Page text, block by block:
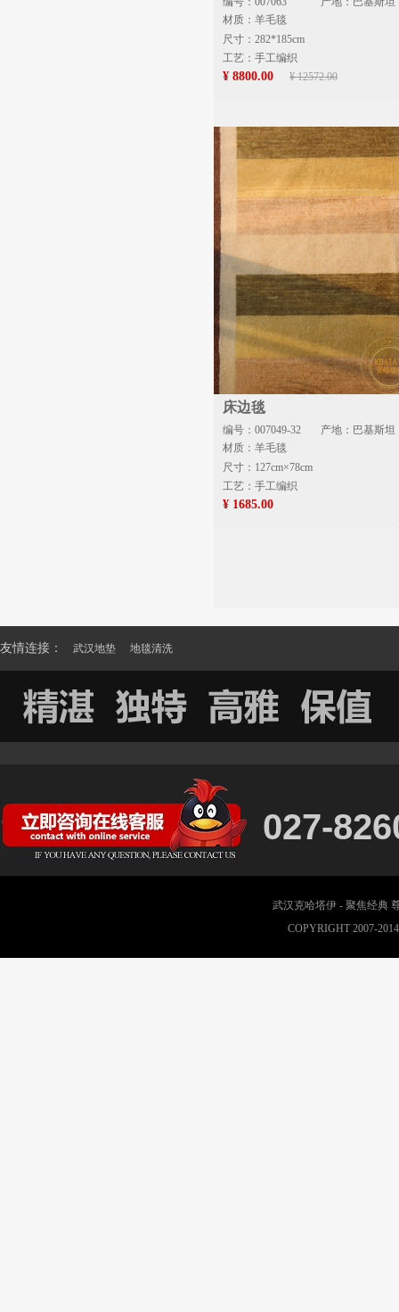
材质：羊毛毯
尺寸：282*185cm
工艺：手工编织
¥ 8800.00 ¥ 12572.00
床边毯
编号：007049-32
产地：巴基斯坦
材质：羊毛毯
尺寸：127cm×78cm
工艺：手工编织
¥ 1685.00
友情连接： 武汉地垫 地毯清洗
027-
武汉克哈塔伊 - 聚焦经典
COPYRIGHT 2007-